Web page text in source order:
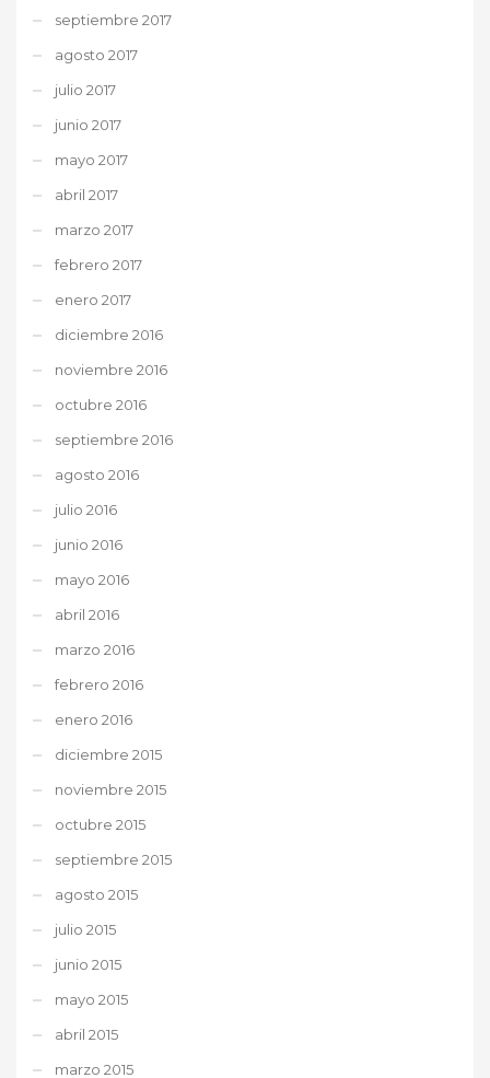
septiembre 2017
agosto 2017
julio 2017
junio 2017
mayo 2017
abril 2017
marzo 2017
febrero 2017
enero 2017
diciembre 2016
noviembre 2016
octubre 2016
septiembre 2016
agosto 2016
julio 2016
junio 2016
mayo 2016
abril 2016
marzo 2016
febrero 2016
enero 2016
diciembre 2015
noviembre 2015
octubre 2015
septiembre 2015
agosto 2015
julio 2015
junio 2015
mayo 2015
abril 2015
marzo 2015